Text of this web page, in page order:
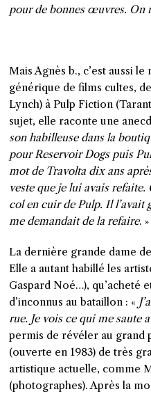
pour de bonnes œuvres. On
Mais Agnès b., c’est aussi
générique de films cultes,
Lynch) àPulp Fiction
sujet, elle raconte une
son habilleuse dans la
pour Reservoir Dogspuis
mot de Travolta dix ans
veste que je lui avais refaite.
col en cuir de Pulp. Il l’avait
me demandait de la refaire. »
La dernière grande dame
Elle a autant habillé les
Gaspard Noé…), qu’acheté
d’inconnus au bataillon : «
rue. Je vois ce qui me saute
permis de révéler au grand
(ouverte en 1983) de très
artistique actuelle, comme
(photographes). Après la